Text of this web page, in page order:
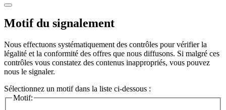
Motif du signalement
Nous effectuons systématiquement des contrôles pour vérifier la
légalité et la conformité des offres que nous diffusons. Si malgré ces
contrôles vous constatez des contenus inappropriés, vous pouvez
nous le signaler.
Sélectionnez un motif dans la liste ci-dessous :
Motif: